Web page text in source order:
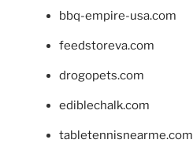
bbq-empire-usa.com
feedstoreva.com
drogopets.com
ediblechalk.com
tabletennisnearme.com